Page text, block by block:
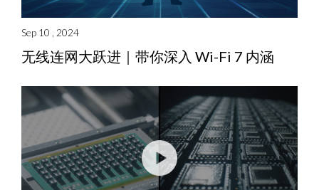
Sep 10 , 2024
无线连网大跃进｜带你深入 Wi-Fi 7 内涵